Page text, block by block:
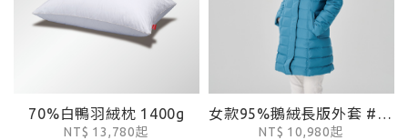
70%白鴨羽絨枕 1400g
NT$ 13,780起
女款95%鵝絨長版外套 #006
NT$ 10,980起